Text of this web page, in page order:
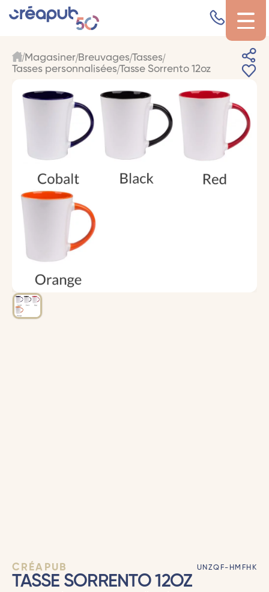
Magasiner Breuvages Tasses
Tasses personnalisées Tasse Sorrento 12oz
CRÉAPUB UNZQF-HMFHK
TASSE SORRENTO 12OZ